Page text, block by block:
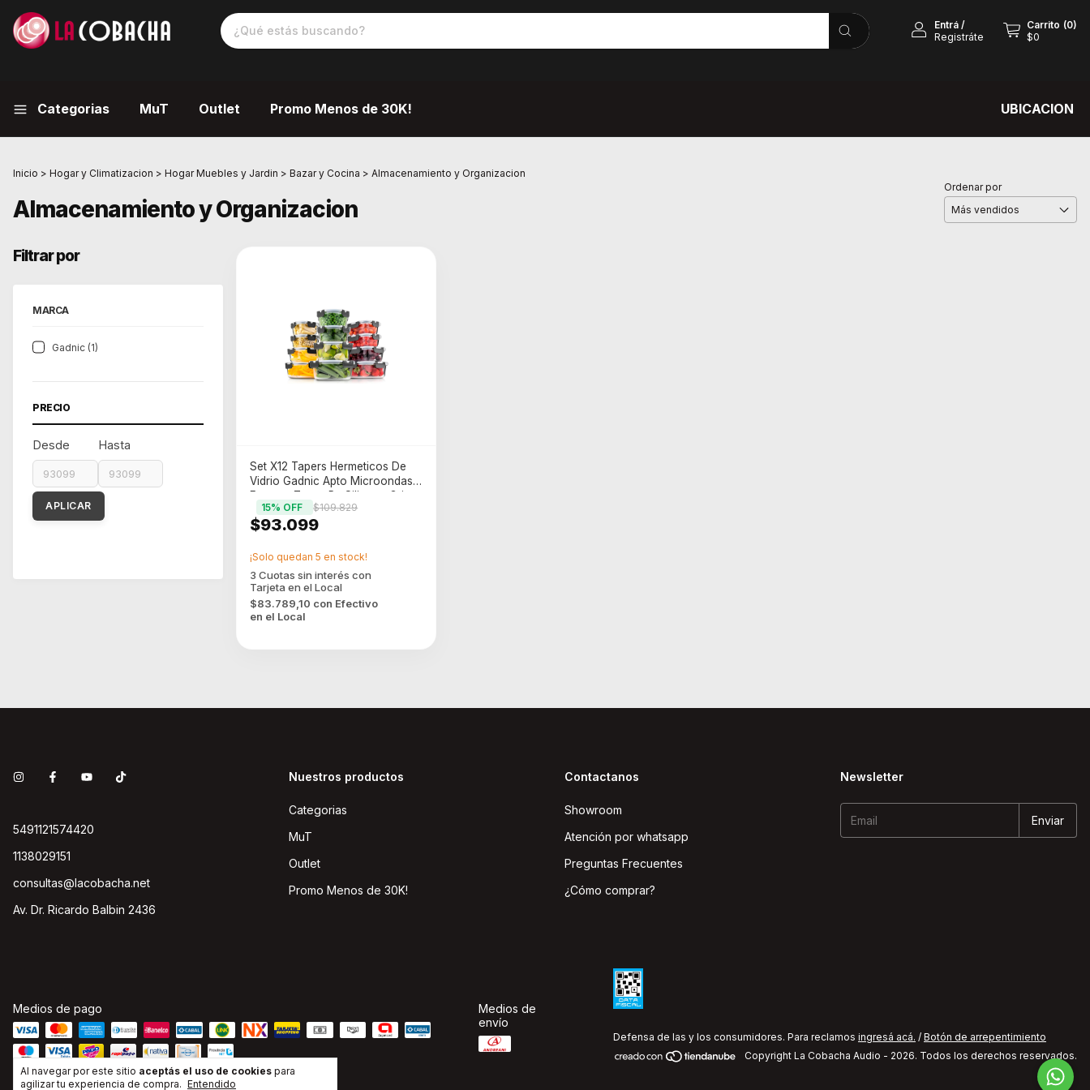
Entrá/
Registráte
Carrito (0)
$0
Categorias MuT Outlet Promo Menos de 30K! UBICACION
Al navegar por este sitio aceptás el uso de cookies para
agilizar tu experiencia de compra. Entendido
Inicio > Hogar y Climatizacion > Hogar Muebles y Jardin > Bazar y Cocina > Almacenamiento y Organizacion
Almacenamiento y Organizacion
Ordenar por
Filtrar por
MARCA
Gadnic (1)
PRECIO
Desde Hasta
APLICAR
Set X12 Tapers Hermeticos De
Vidrio Gadnic Apto Microondas
Freezer Tapas Pp Silicona Gris
$93.099
$109.829
15% OFF
$83.789,10 con Efectivo
en el Local
¡Solo quedan5 en stock!
5491121574420
1138029151
consultas@lacobacha.net
Av. Dr. Ricardo Balbin 2436
Nuestros productos
Categorias
MuT
Outlet
Promo Menos de 30K!
Contactanos
Showroom
Atención por whatsapp
Preguntas Frecuentes
¿Cómo comprar?
Newsletter
Medios de pago
Medios de
envío
Defensa de las y los consumidores. Para reclamos ingresá acá. / Botón de arrepentimiento
Copyright La Cobacha Audio - 2026. Todos los derechos reservados.